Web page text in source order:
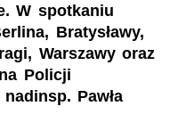
W spotkaniu
Bratysławy,
Warszawy oraz
Policji
Pawła